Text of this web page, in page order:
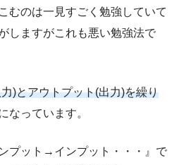
むのは一見すごく勉強していて
しますがこれも悪い勉強法で
)とアウトプット(出力)を繰り
なっています。
プット→インプット・・・』で